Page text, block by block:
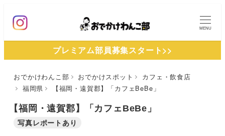
ン
MENU
プレミアム部員募集スタート>>
おでかけわんこ部 おでかけスポット
カフェ・飲食店
福岡県
【福岡・遠賀郡】「カフェBeBe」
【福岡・遠賀郡】「カフェBeBe」
写真レポートあり